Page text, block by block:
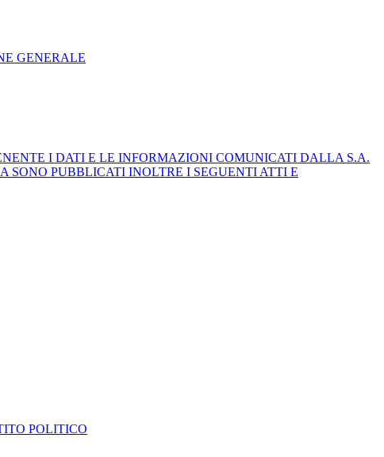
GENERALE
I DATI E LE INFORMAZIONI COMUNICATI DALLA S.A.
SONO PUBBLICATI INOLTRE I SEGUENTI ATTI E
POLITICO